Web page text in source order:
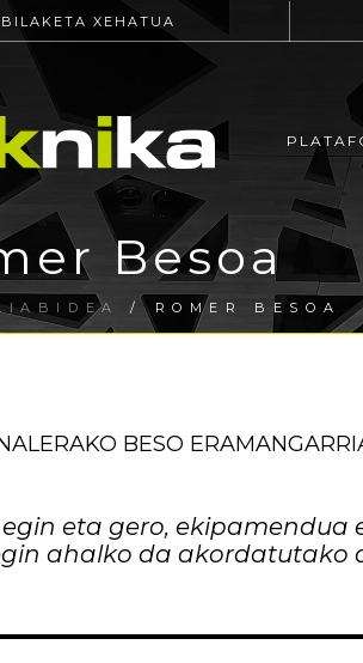
BILAKETA XEHATUA
Besoa
/ ROMER BESOA
BESO
eta gero, ekipamendua
ahalko da akordatutako